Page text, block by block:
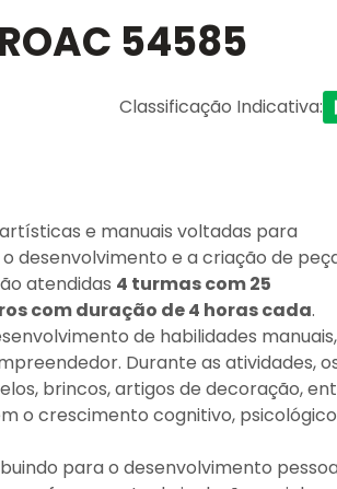
54585
Classificação Indicativa:
e manuais voltadas para
desenvolvimento e a criação de
atendidas 4 turmas com 25
com duração de 4 horas cada.
de habilidades
Durante as atividades,
brincos, artigos de decoração,
o crescimento cognitivo,
para o desenvolvimento